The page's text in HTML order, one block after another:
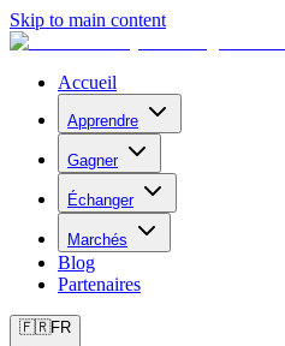
Skip to main content
Accueil
Apprendre
Gagner
Échanger
Marchés
Blog
Partenaires
🇫🇷FR